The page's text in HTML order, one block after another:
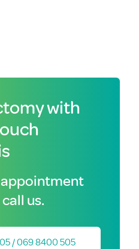
with
appointment
us.
/ 069 8400 505